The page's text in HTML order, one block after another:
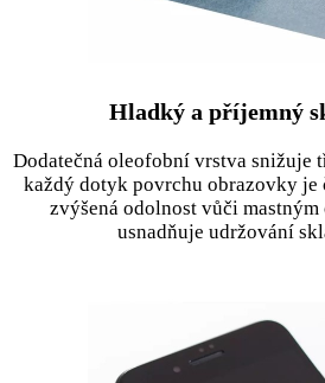
Hladký a příjemný
Dodatečná oleofobní vrstva snižuje
každý dotyk povrchu obrazovky je
zvýšená odolnost vůči
usnadňuje udržování